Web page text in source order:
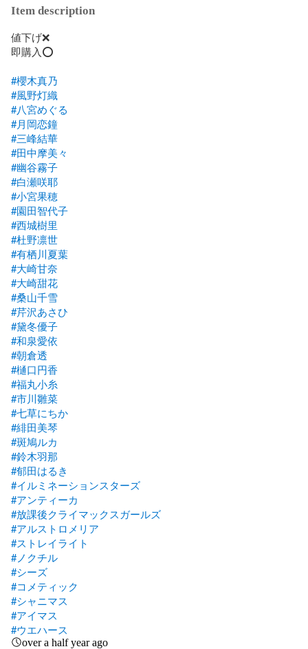
Item description
値下げ❌
即購入⭕️
#櫻木真乃
#風野灯織
#八宮めぐる
#月岡恋鐘
#三峰結華
#田中摩美々
#幽谷霧子
#白瀬咲耶
#小宮果穂
#園田智代子
#西城樹里
#杜野凛世
#有栖川夏葉
#大崎甘奈
#大崎甜花
#桑山千雪
#芹沢あさひ
#黛冬優子
#和泉愛依
#朝倉透
#樋口円香
#福丸小糸
#市川雛菜
#七草にちか
#緋田美琴
#斑鳩ルカ
#鈴木羽那
#郁田はるき
#イルミネーションスターズ
#アンティーカ
#放課後クライマックスガールズ
#アルストロメリア
#ストレイライト
#ノクチル
#シーズ
#コメティック
#シャニマス
#アイマス
#ウエハース
over a half year ago